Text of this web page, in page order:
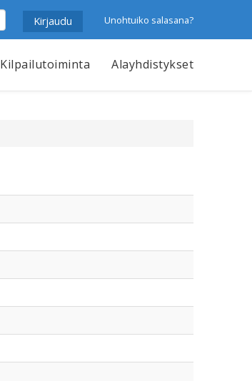
Unohtuiko salasana?
Kilpailutoiminta Alayhdistykset